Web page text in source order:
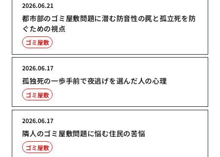
都市部のゴミ屋敷問題に潜む防音性の罠と孤立死を防
ぐための視点
2026.06.21
ゴミ屋敷
孤独死の一歩手前で夜逃げを選んだ人の心理
2026.06.17
ゴミ屋敷
隣人のゴミ屋敷問題に悩む住民の苦悩
2026.06.17
ゴミ屋敷